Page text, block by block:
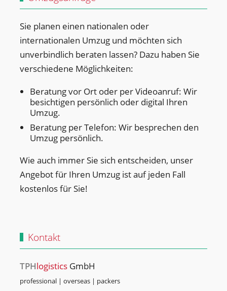
Sie planen einen nationalen oder
internationalen Umzug und möchten sich
unverbindlich beraten lassen? Dazu haben Sie
verschiedene Möglichkeiten:
Beratung vor Ort oder per Videoanruf: Wir
besichtigen persönlich oder digital Ihren
Umzug.
Beratung per Telefon: Wir besprechen den
Umzug persönlich.
Wie auch immer Sie sich entscheiden, unser
Angebot für Ihren Umzug ist auf jeden Fall
kostenlos für Sie!
Kontakt
TPHlogistics GmbH
professional | overseas | packers